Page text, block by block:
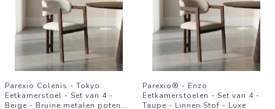
Parexio Colenis - Tokyo
Eetkamerstoel - Set van 4 -
Beige - Bruine metalen poten...
Parexio® - Enzo
Eetkamerstoelen - Set van 4 -
Taupe - Linnen Stof - Luxe